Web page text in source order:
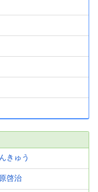
きゅう
啓治